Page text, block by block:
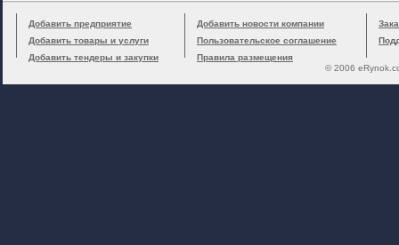
Добавить предприятие
Добавить товары и услуги
Добавить тендеры и закупки
Добавить новости компании
Пользовательское соглашение
Правила размещения
© 2006